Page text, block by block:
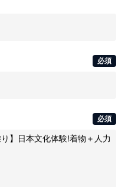
必須
必須